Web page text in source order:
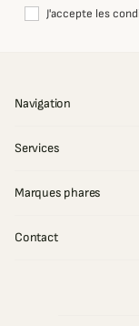
J'accepte les
Navigation
Services
Marques phares
Contact